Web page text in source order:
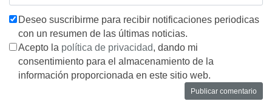
Deseo suscribirme para recibir notificaciones periodicas
con un resumen de las últimas noticias.
Acepto la política de privacidad, dando mi
consentimiento para el almacenamiento de la
información proporcionada en este sitio web.